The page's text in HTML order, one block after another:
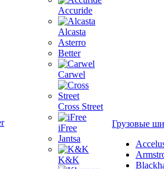
Accuride
Alcasta
Asterro
Better
Carwel
Cross Street
iFree
Jantsa
K&K
Грузовые